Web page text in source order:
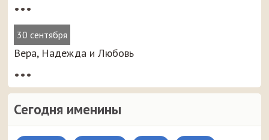
•••
30 сентября
Вера, Надежда и Любовь
•••
Сегодня именины